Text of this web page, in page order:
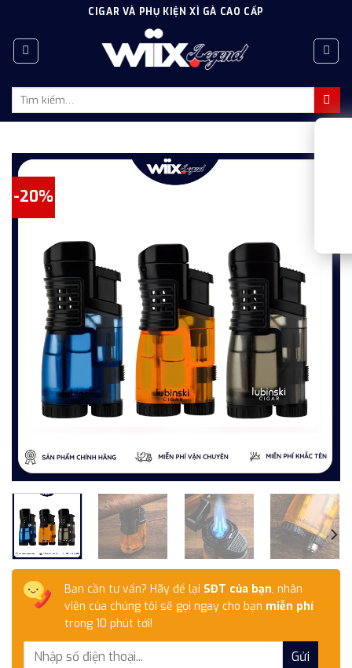
content
CIGAR VÀ PHỤ KIỆN XÌ GÀ CAO CẤP
Tìm
-20%
Bạn cần tư vấn? Hãy để lại SĐT của bạn, nhân
viên của chúng tôi sẽ gọi ngay cho bạn miễn phí
trong 10 phút tới!